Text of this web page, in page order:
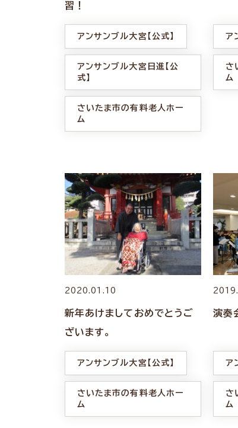
習！
アンサンブル大宮【公式】
アンサンブル大宮日進【公
式】
さいたま市の有料老人ホー
ム
ア
さ
ム
2020.01.10
新年あけましておめでとうご
ざいます。
アンサンブル大宮【公式】
さいたま市の有料老人ホー
ム
演奏
ア
さ
ム